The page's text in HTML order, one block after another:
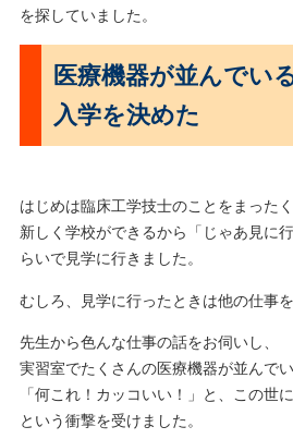
を探していました。
医療機器が並んでい
入学を決めた
はじめは臨床工学技士のことをまった
新しく学校ができるから「じゃあ見に
らいで見学に行きました。
むしろ、見学に行ったときは他の仕事
先生から色んな仕事の話をお伺いし、
実習室でたくさんの医療機器が並んで
「何これ！カッコいい！」と、この世
という衝撃を受けました。